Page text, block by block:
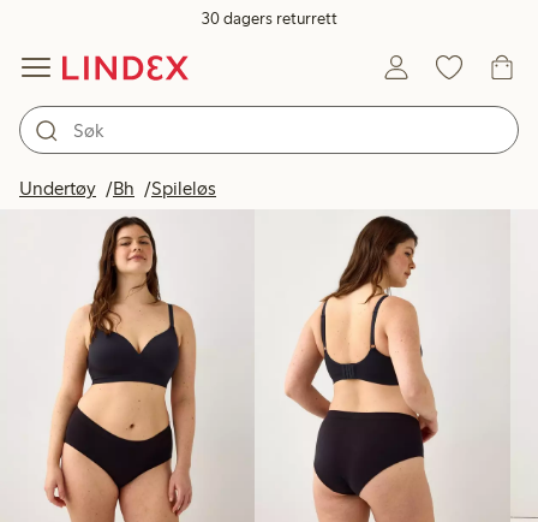
30 dagers returrett
Undertøy Bh Spileløs